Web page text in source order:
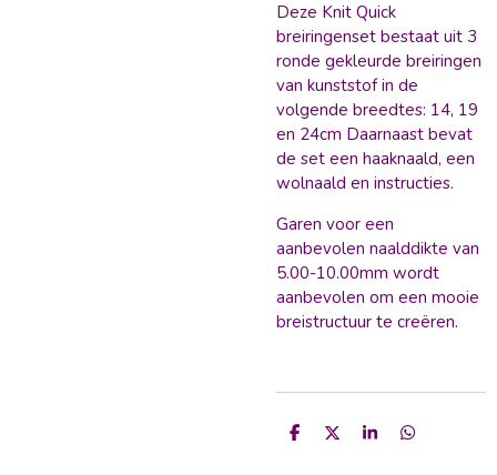
Deze Knit Quick
breiringenset bestaat uit 3
ronde gekleurde breiringen
van kunststof in de
volgende breedtes: 14, 19
en 24cm Daarnaast bevat
de set een haaknaald, een
wolnaald en instructies.
Garen voor een
aanbevolen naalddikte van
5.00-10.00mm wordt
aanbevolen om een mooie
breistructuur te creëren.
D
D
S
D